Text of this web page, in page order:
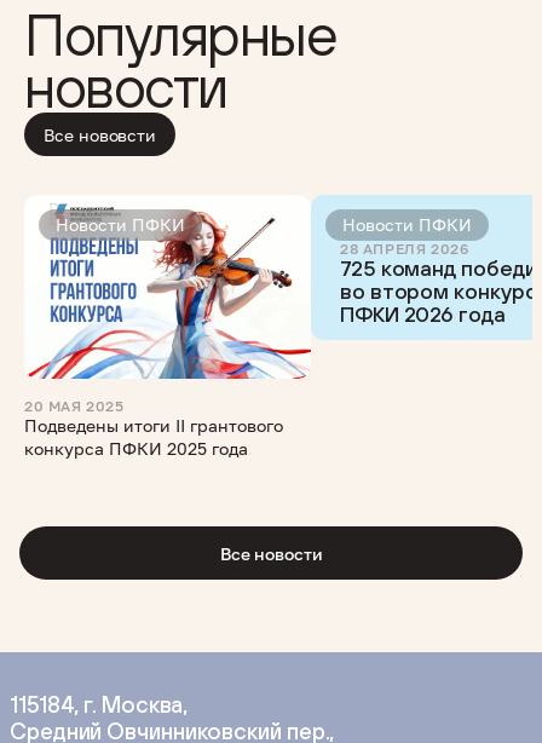
Популярные
новости
Все нововсти
Новости ПФКИ
20 МАЯ 2025
Подведены итоги II грантового
конкурса ПФКИ 2025 года
Новости ПФКИ
28 АПРЕЛЯ 2026
725 команд
во втором
ПФКИ 2026 года
Все новости
115184, г. Москва,
Средний Овчинниковский пер.,